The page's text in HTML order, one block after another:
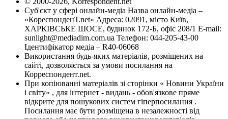
Суб'єкт у сфері онлайн-медіа Назва онлайн-медіа –
«КореспонденТ.net» Адреса: 02091, місто Київ,
ХАРКІВСЬКЕ ШОСЕ, будинок 172-Б, офіс 208/1 E-mail:
sunlight@mediadim.com.ua Телефон: 044-205-43-00
Ідентифікатор медіа – R40-06068
Використання будь-яких матеріалів, розміщених на
сайті, дозволяється за умови посилання на
Корреспондент.net.
При копіюванні матеріалів зі сторінки « Новини України
і світу» , для інтернет - видань - обов'язкове пряме
відкрите для пошукових систем гіперпосилання .
Посилання має бути розміщена в незалежності від